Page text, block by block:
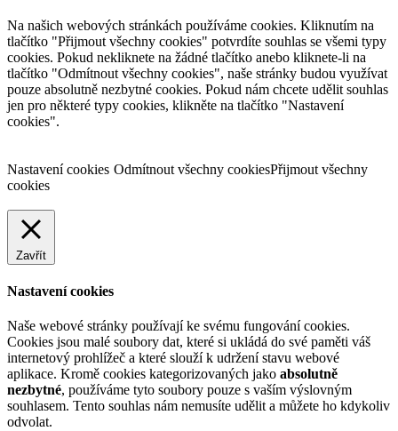
Na našich webových stránkách používáme cookies. Kliknutím na
tlačítko "Přijmout všechny cookies" potvrdíte souhlas se všemi typy
cookies. Pokud nekliknete na žádné tlačítko anebo kliknete-li na
tlačítko "Odmítnout všechny cookies", naše stránky budou využívat
pouze absolutně nezbytné cookies. Pokud nám chcete udělit souhlas
jen pro některé typy cookies, klikněte na tlačítko "Nastavení
cookies".
Nastavení cookies Odmítnout všechny cookiesPřijmout všechny
cookies
Zavřít
Nastavení cookies
Naše webové stránky používají ke svému fungování cookies.
Cookies jsou malé soubory dat, které si ukládá do své paměti váš
internetový prohlížeč a které slouží k udržení stavu webové
aplikace. Kromě cookies kategorizovaných jako absolutně
nezbytné, používáme tyto soubory pouze s vaším výslovným
souhlasem. Tento souhlas nám nemusíte udělit a můžete ho kdykoliv
odvolat.